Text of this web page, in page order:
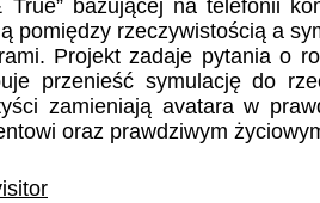
True” bazującej na telefonii
pomiędzy rzeczywistością a
Projekt zadaje pytania o
przenieść symulację do
zamieniają avatara w
oraz prawdziwym